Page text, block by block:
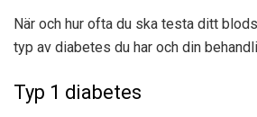
När och hur ofta du ska testa ditt
typ av diabetes du har och din
Typ 1 diabetes